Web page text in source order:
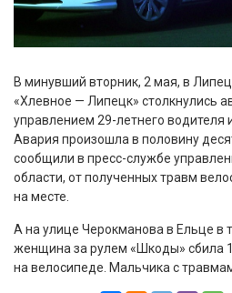
В минувший вторник, 2 мая, в
«Хлевное — Липецк» столкнулись
управлением 29-летнего водителя
Авария произошла в половину
сообщили в пресс-службе
области, от полученных травм
на месте.
А на улице Черокманова в Ельце в
женщина за рулем «Шкоды» сбила
на велосипеде. Мальчика с